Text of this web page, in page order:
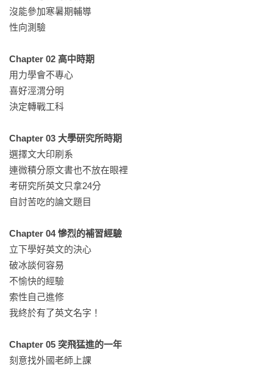
沒能參加寒暑期輔導
性向測驗
Chapter 02 高中時期
用力學會不專心
喜好涇渭分明
決定轉戰工科
Chapter 03 大學研究所時期
選擇文大印刷系
連微積分原文書也不放在眼裡
考研究所英文只拿24分
自討苦吃的論文題目
Chapter 04 慘烈的補習經驗
立下學好英文的決心
破冰談何容易
不愉快的經驗
索性自己進修
我終於有了英文名字！
Chapter 05 突飛猛進的一年
刻意找外國老師上課